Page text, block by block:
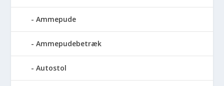
Ammepude
Ammepudebetræk
Autostol